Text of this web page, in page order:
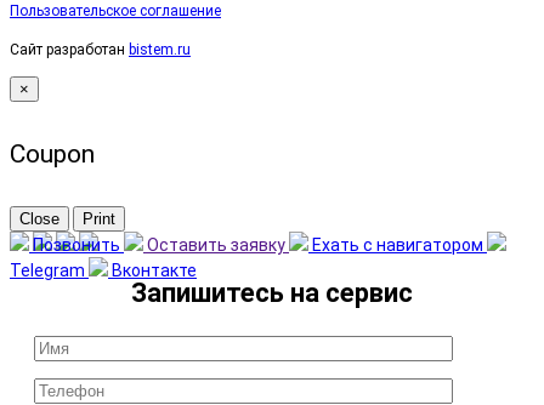
Пользовательское соглашение
Сайт разработан bistem.ru
×
Coupon
Close Print
Позвонить Оставить заявку
Ехать с навигатором
Telegram
Вконтакте